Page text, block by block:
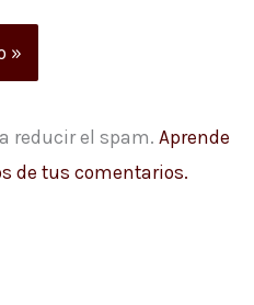
reducir el spam. Aprende
de tus comentarios.